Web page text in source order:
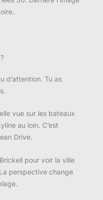
d’attention. Tu as
vue sur les bateaux
au loin. C’est
Drive.
pour voir la ville
perspective change